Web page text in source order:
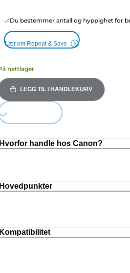
Du bestemmer antall og hyppighet for
Lær om Repeat & Save
nettlager
LEGG TIL I HANDLEKURV
Hvorfor handle hos Canon?
Hovedpunkter
Kompatibilitet